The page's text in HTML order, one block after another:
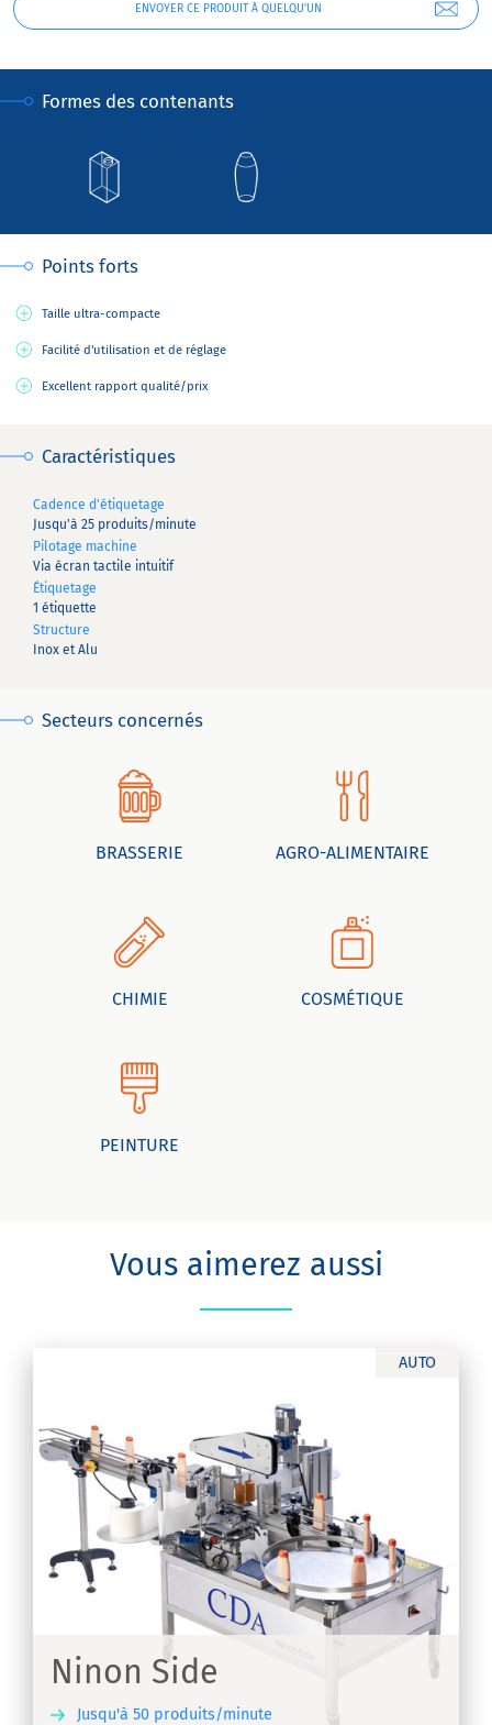
ENVOYER CE PRODUIT À QUELQU'UN
Formes des contenants
Points forts
Taille ultra-compacte
Facilité d'utilisation et de réglage
Excellent rapport qualité/prix
Caractéristiques
Cadence d'étiquetage
Jusqu'à 25 produits/minute
Pilotage machine
Via écran tactile intuitif
Étiquetage
1 étiquette
Structure
Inox et Alu
Secteurs concernés
BRASSERIE AGRO-ALIMENTAIRE
CHIMIE COSMÉTIQUE
PEINTURE
Vous aimerez aussi
AUTO
Ninon Side
Jusqu'à 50 produits/minute